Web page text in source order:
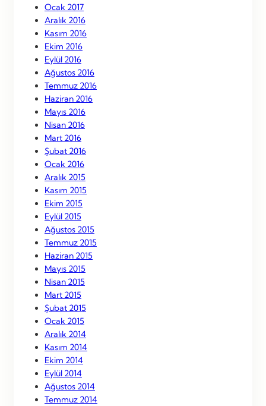
Ocak 2017
Aralık 2016
Kasım 2016
Ekim 2016
Eylül 2016
Ağustos 2016
Temmuz 2016
Haziran 2016
Mayıs 2016
Nisan 2016
Mart 2016
Şubat 2016
Ocak 2016
Aralık 2015
Kasım 2015
Ekim 2015
Eylül 2015
Ağustos 2015
Temmuz 2015
Haziran 2015
Mayıs 2015
Nisan 2015
Mart 2015
Şubat 2015
Ocak 2015
Aralık 2014
Kasım 2014
Ekim 2014
Eylül 2014
Ağustos 2014
Temmuz 2014